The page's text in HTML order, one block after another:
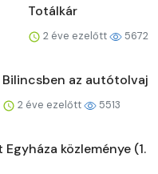
Totálkár
2 éve ezelőtt 5672
Bilincsben az autótolvaj
2 éve ezelőtt 5513
Egyháza közleménye (1.